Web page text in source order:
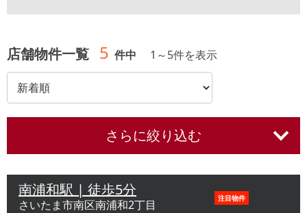
店舗物件一覧 5 件中 1 ～5件を表示
さらに絞り込む
南浦和駅 | 徒歩5分
さいたま市南区南浦和2丁目 注目物件